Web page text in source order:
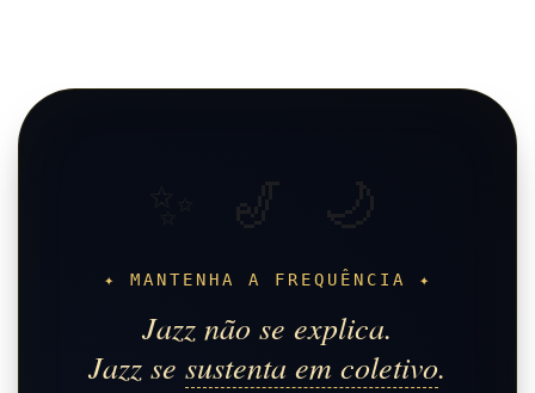
✦ MANTENHA A FREQUÊNCIA ✦
Jazz não se explica.
Jazz se sustenta em coletivo.